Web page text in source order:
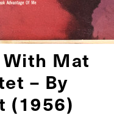
Mat
– By
(1956)